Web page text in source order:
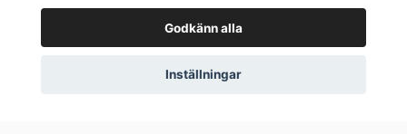
Godkänn alla
Inställningar